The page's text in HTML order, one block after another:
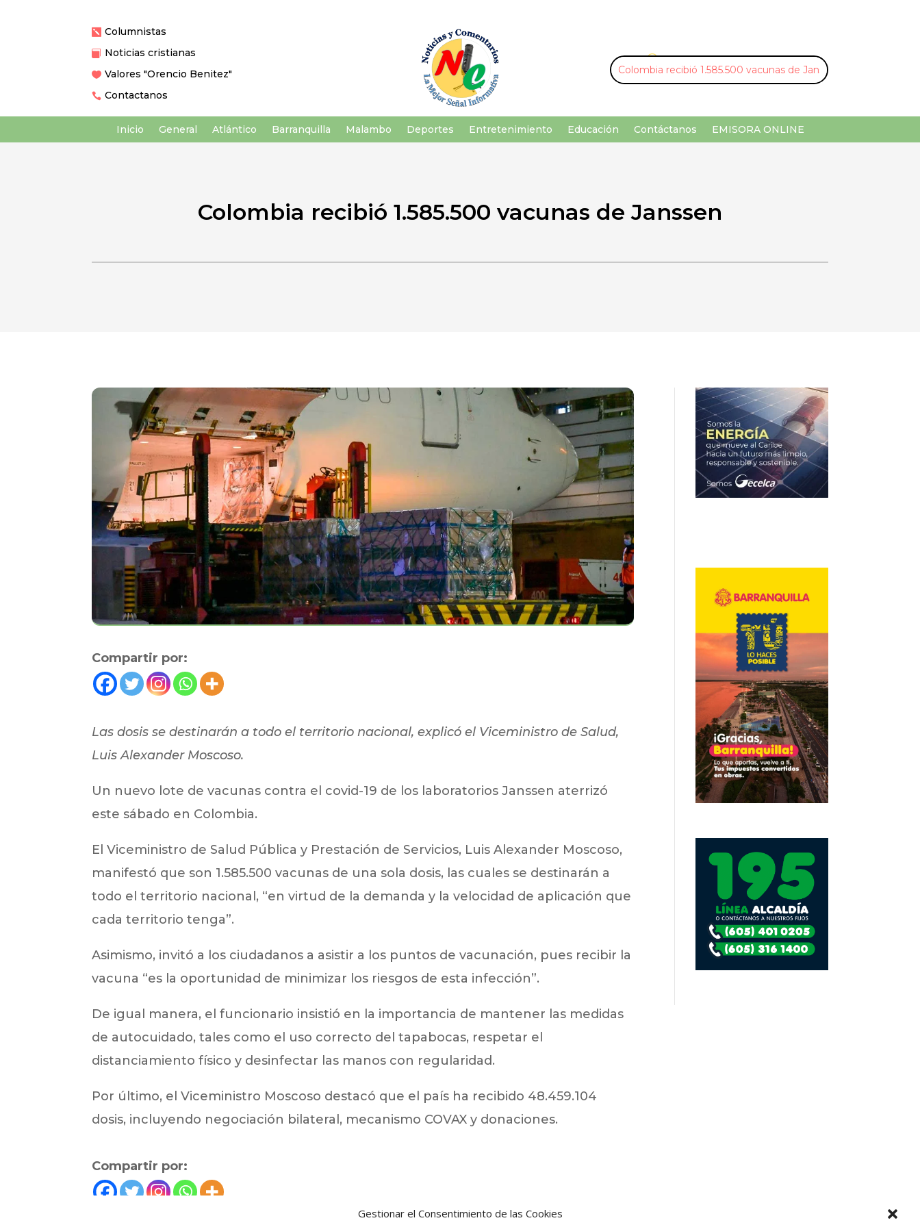
Gestionar el Consentimiento de las Cookies
 Columnistas
 Noticias cristianas
 Valores "Orencio Benitez"
 Contactanos
U ¡Buscar por palabra clave!
Inicio General Atlántico Barranquilla Malambo Deportes Entretenimiento Educación Contáctanos EMISORA ONLINE
Colombia recibió 1.585.500 vacunas de Janssen
Compartir por:
Las dosis se destinarán a todo el territorio nacional, explicó el Viceministro de Salud,
Luis Alexander Moscoso.
Un nuevo lote de vacunas contra el covid-19 de los laboratorios Janssen aterrizó
este sábado en Colombia.
El Viceministro de Salud Pública y Prestación de Servicios, Luis Alexander Moscoso,
manifestó que son 1.585.500 vacunas de una sola dosis, las cuales se destinarán a
todo el territorio nacional, “en virtud de la demanda y la velocidad de aplicación que
cada territorio tenga”.
Asimismo, invitó a los ciudadanos a asistir a los puntos de vacunación, pues recibir la
vacuna “es la oportunidad de minimizar los riesgos de esta infección”.
De igual manera, el funcionario insistió en la importancia de mantener las medidas
de autocuidado, tales como el uso correcto del tapabocas, respetar el
distanciamiento físico y desinfectar las manos con regularidad.
Por último, el Viceministro Moscoso destacó que el país ha recibido 48.459.104
dosis, incluyendo negociación bilateral, mecanismo COVAX y donaciones.
Compartir por: